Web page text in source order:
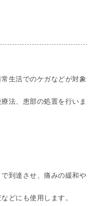
生活でのケガなどが対象
法、患部の処置を行いま
到達させ、痛みの緩和や
どにも使用します。